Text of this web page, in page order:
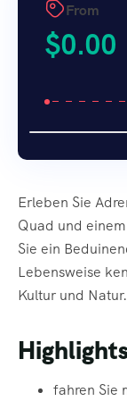
Erleben Sie
Quad und
Sie ein
Lebensweise
Kultur und Natur.
fahren Sie
From
$0.00